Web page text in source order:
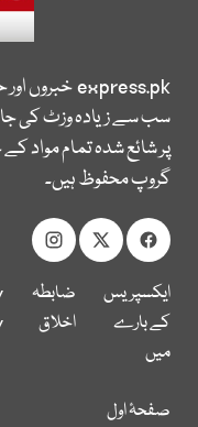
express.pkخبروں
سب سے زیادہ وزٹ کی
پر شائع شدہ تمام مواد
گروپ محفوظ ہیں۔
ایکسپریس
کے بارے
میں
ضابطہ
اخلاق
صفحۂ اول